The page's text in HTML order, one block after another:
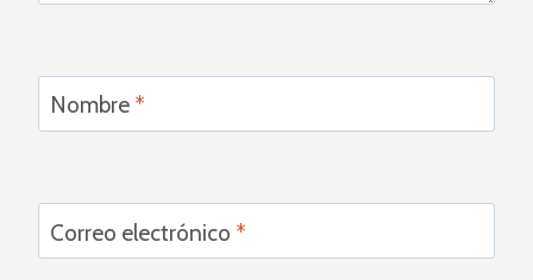
Nombre *
Correo electrónico *